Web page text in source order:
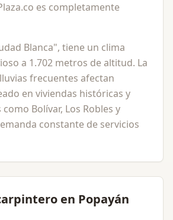
es completamente
Blanca", tiene un clima
a 1.702 metros de altitud. La
frecuentes afectan
en viviendas históricas y
Bolívar, Los Robles y
constante de servicios
en Popayán